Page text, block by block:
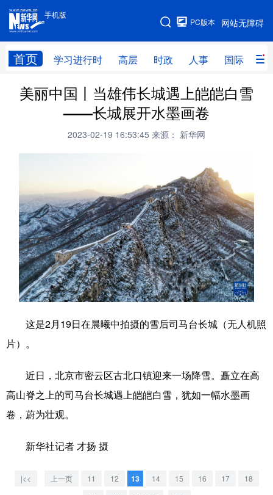
手机版
网站无障碍
PC版本
首页 学习进行时 高层 时政 人事 国际 财
手机版
网站地图
学习进行时 高层 时政 人事
财经 网评
全球连线
文化 书画 健康 军事
访谈 视频 图片 政务
法律 中央文件 金融 汽车
食品 人居 信息化 数字经济
学术中国 乡村振兴 银龄 溯源中国
城市 旅游 能源 会展
公益 一带一路 亚太网 上市公司
文化产业
地方频道
天津 山西
美丽中国丨当雄伟长城遇上皑皑白雪
——长城展开水墨画卷
2023-02-19 16:53:45 来源： 新华网
这是2月19日在晨曦中拍摄的雪后司马台长城（无人机照
片）。
近日，北京市密云区古北口镇迎来一场降雪。矗立在高
高山脊之上的司马台长城遇上皑皑白雪，犹如一幅水墨画
卷，蔚为壮观。
新华社记者 才扬 摄
|<< 上一页 11 12 13 14 15 16 17
18